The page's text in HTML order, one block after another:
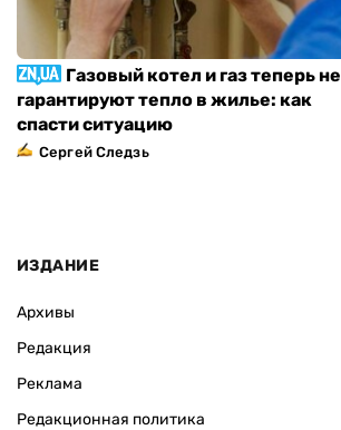
Газовый котел и газ теперь не
гарантируют тепло в жилье: как
спасти ситуацию
Сергей Следзь
ИЗДАНИЕ
Архивы
Редакция
Реклама
Редакционная политика